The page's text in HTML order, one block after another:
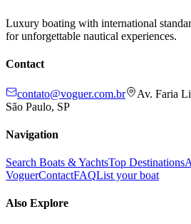
Luxury boating with international
for unforgettable nautical experiences.
Contact
contato@voguer.com.br
Av. Faria
São Paulo, SP
Navigation
Search Boats & YachtsTop Destinations
VoguerContactFAQList your boat
Also Explore